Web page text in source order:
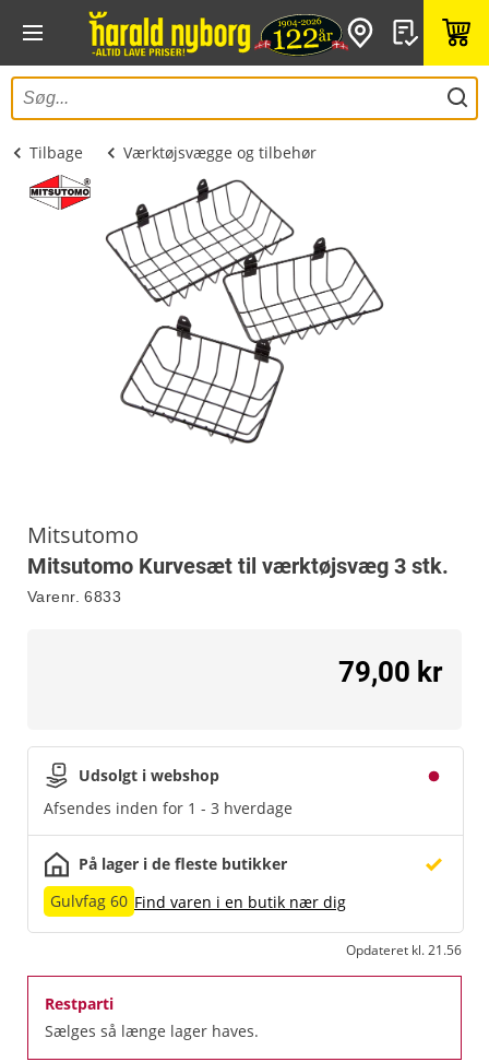
Tilbage Værktøjsvægge og tilbehør
Mitsutomo
Mitsutomo Kurvesæt til værktøjsvæg 3 stk.
Varenr. 6833
Udsolgt i webshop
Afsendes inden for 1 - 3 hverdage
På lager i de fleste butikker
Gulvfag 60 Find varen i en butik nær dig
Opdateret kl. 21.56
Restparti
Sælges så længe lager haves.
79,00 kr